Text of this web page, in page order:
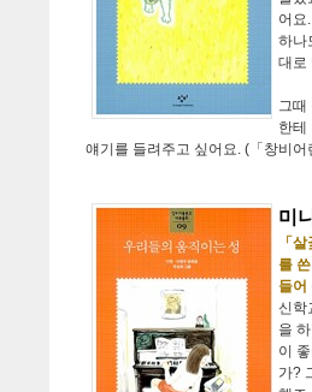
어요
하나
대로
그때
한테
얘기를 들려주고 싶어요. (「창비
미
「
를
들어
신학
을
이
가?